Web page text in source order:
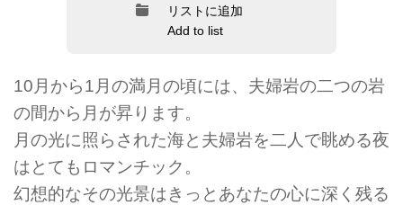
リストに追加
Add to list
10月から1月の満月の頃には、夫婦岩の二つの岩
の間から月が昇ります。
月の光に照らされた海と夫婦岩を二人で眺める夜
はとてもロマンチック。
幻想的なその光景はきっとあなたの心に深く残る